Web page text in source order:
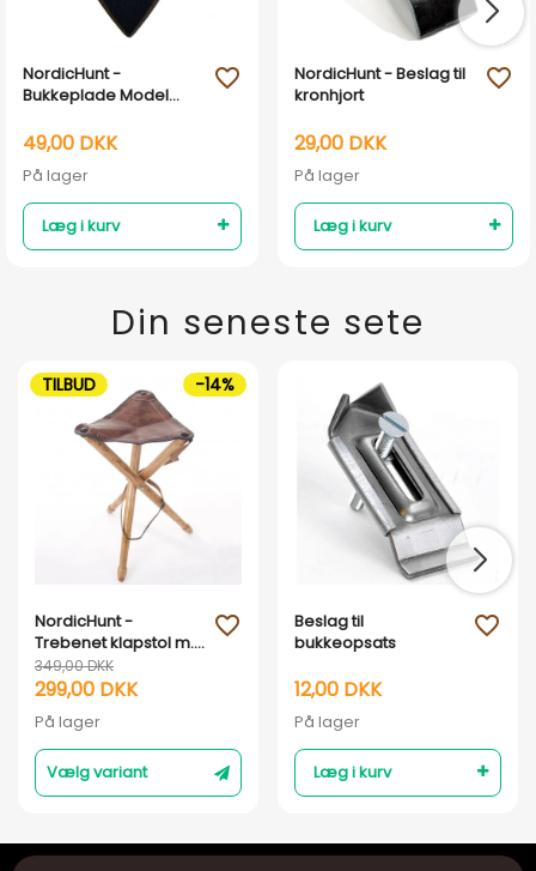
NordicHunt -
Bukkeplade Model
49,00 DKK
På lager
Læg i kurv
favorite_outline
NordicHunt - Beslag til
kronhjort
29,00 DKK
På lager
Læg i kurv
favorite_outline
Din seneste sete
NordicHunt -
Trebenet klapstol m.
brunt lædersæde
349,00 DKK
299,00 DKK
På lager
Vælg variant
favorite_outline
TILBUD -14%
Beslag til
bukkeopsats
12,00 DKK
På lager
Læg i kurv
favorite_outline